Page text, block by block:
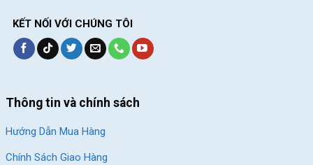
Xe đạp trẻ em 8-10 tuổi
KẾT NỐI VỚI CHÚNG TÔI
Thông tin và chính sách
Hướng Dẫn Mua Hàng
Chính Sách Giao Hàng